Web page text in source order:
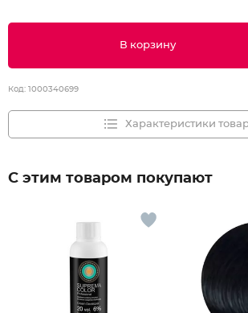
В корзину
Код: 1000340699
Характеристики
С этим товаром покупают